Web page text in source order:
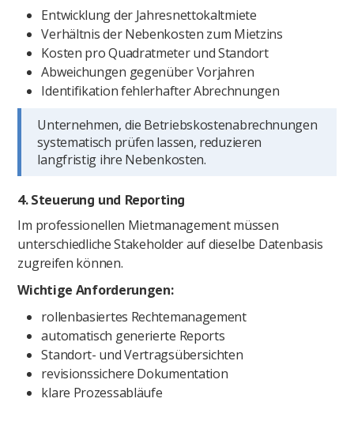
Entwicklung der Jahresnettokaltmiete
Verhältnis der Nebenkosten zum Mietzins
Kosten pro Quadratmeter und Standort
Abweichungen gegenüber Vorjahren
Identifikation fehlerhafter Abrechnungen
Unternehmen, die Betriebskostenabrechnungen
systematisch prüfen lassen, reduzieren
langfristig ihre Nebenkosten.
4.Steuerung und Reporting
Im professionellen Mietmanagement müssen
unterschiedliche Stakeholder auf dieselbe Datenbasis
zugreifen können.
Wichtige Anforderungen:
rollenbasiertes Rechtemanagement
automatisch generierte Reports
Standort- und Vertragsübersichten
revisionssichere Dokumentation
klare Prozessabläufe